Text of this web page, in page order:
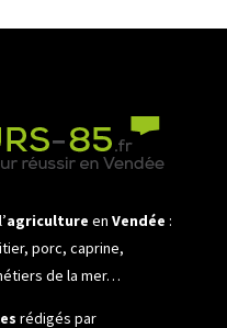
agriculture en Vendée :
porc, caprine,
de la mer…
rédigés par